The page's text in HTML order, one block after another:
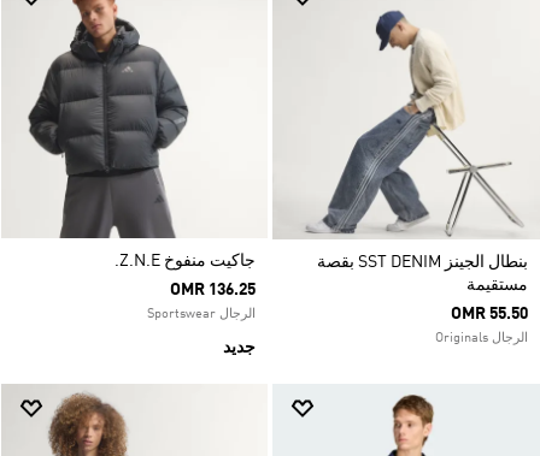
بنطال الجينز SST DENIM بقصة
مستقيمة
OMR 55.50
الرجال Originals
جاكيت منفوخ Z.N.E.
OMR 136.25
الرجال Sportswear
جديد